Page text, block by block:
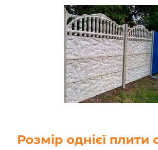
Розмір однієї плити